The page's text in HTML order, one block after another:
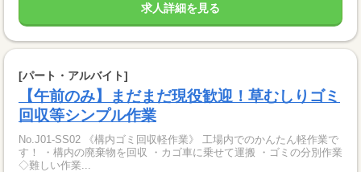
求人詳細を見る
[パート・アルバイト]
【午前のみ】まだまだ現役歓迎！草むしりゴミ
回収等シンプル作業
No.J01-SS02 《構内ゴミ回収軽作業》 工場内でのかんたん軽作業で
す！ ・構内の廃棄物を回収 ・カゴ車に乗せて運搬 ・ゴミの分別作業
◇難しい作業...